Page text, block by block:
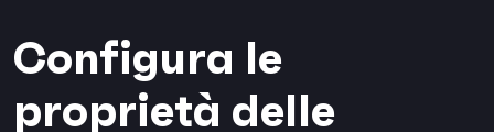
Configura le
proprietà delle